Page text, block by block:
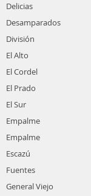
Delicias
Desamparados
División
El Alto
El Cordel
El Prado
El Sur
Empalme
Empalme
Escazú
Fuentes
General Viejo